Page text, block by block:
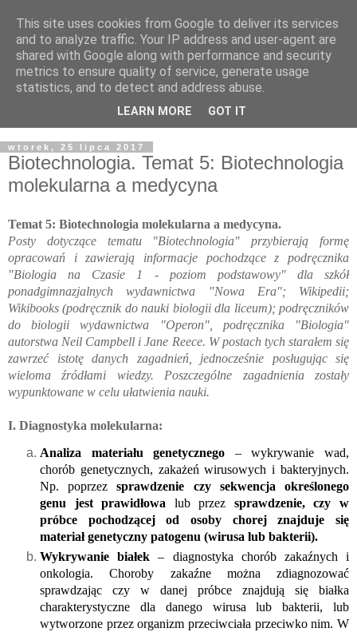
wtorek, 25 lipca 2017
Biotechnologia. Temat 5: Biotechnologia
molekularna a medycyna
Temat 5: Biotechnologia molekularna a medycyna.
Posty dotyczące tematu "Biotechnologia" przybierają formę
opracowań i zawierają informacje pochodzące z podręcznika
"Biologia na Czasie 1 - poziom podstawowy" dla szkół
ponadgimnazjalnych wydawnictwa "Nowa Era"; Wikipedii;
Wikibooks (podręcznik do nauki biologii dla liceum); podręczników
do biologii wydawnictwa "Operon", podręcznika "Biologia"
autorstwa Neil Campbell i Jane Reece. W postach tych starałem się
zawrzeć istotę danych zagadnień, jednocześnie posługując się
wieloma źródłami wiedzy. Poszczególne zagadnienia zostały
wypunktowane w celu ułatwienia nauki.
I. Diagnostyka molekularna:
Analiza materiału genetycznego – wykrywanie wad,
chorób genetycznych, zakażeń wirusowych i bakteryjnych.
Np. poprzez sprawdzenie czy sekwencja określonego
genu jest prawidłowa lub przez sprawdzenie, czy w
próbce pochodzącej od osoby chorej znajduje się
materiał genetyczny patogenu (wirusa lub bakterii).
Wykrywanie białek – diagnostyka chorób zakaźnych i
onkologia. Choroby zakaźne można zdiagnozować
sprawdzając czy w danej próbce znajdują się białka
charakterystyczne dla danego wirusa lub bakterii, lub
wytworzone przez organizm przeciwciała przeciwko nim. W
This site uses cookies from Google to deliver its services
and to analyze traffic. Your IP address and user-agent are
shared with Google along with performance and security
metrics to ensure quality of service, generate usage
statistics, and to detect and address abuse.
LEARN MORE GOT IT